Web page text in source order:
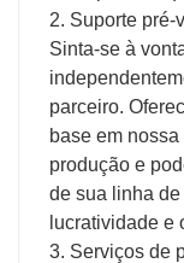
2. Suporte pré-
Sinta-se à
parceiro.
base em
produção e
de sua linha
lucratividade e
3. Serviços de